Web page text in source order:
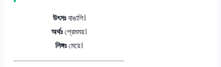
উৎসঃবাঙালি।
অর্থঃপ্রেমময়।
লিঙ্গঃমেয়ে।